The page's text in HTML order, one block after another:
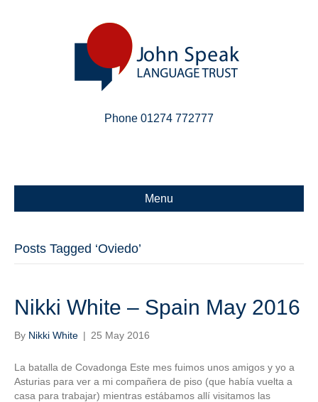
Phone 01274 772777
Menu
Posts Tagged ‘Oviedo’
Nikki White – Spain May 2016
By Nikki White | 25 May 2016
La batalla de Covadonga Este mes fuimos unos amigos y yo a
Asturias para ver a mi compañera de piso (que había vuelta a
casa para trabajar) mientras estábamos allí visitamos las